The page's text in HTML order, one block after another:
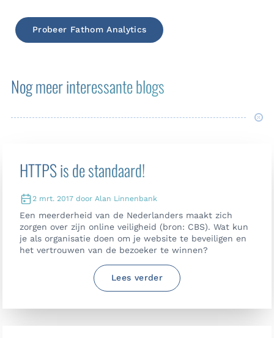
Probeer Fathom Analytics
Nog meer interessante blogs
HTTPS is de standaard!
2 mrt. 2017 door Alan Linnenbank
Een meerderheid van de Nederlanders maakt zich
zorgen over zijn online veiligheid (bron: CBS). Wat kun
je als organisatie doen om je website te beveiligen en
het vertrouwen van de bezoeker te winnen?
Lees verder